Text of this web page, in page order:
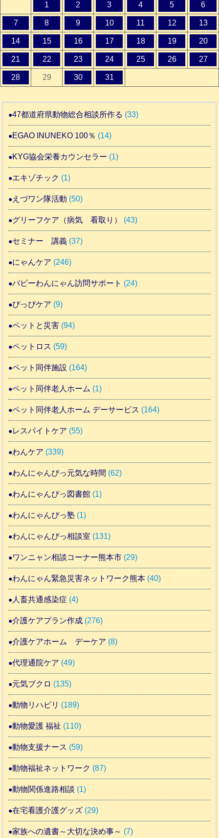
1 2 3 4 5 6
7 8 9 10 11 12 13
14 15 16 17 18 19 20
21 22 23 24 25 26 27
28 29 30 31
47都道府県動物総合相談所作る (33)
EGAO INUNEKO 100％ (14)
KYG協会栄養カウンセラー (1)
エキゾチック (1)
えづワン隊活動 (50)
グリーフケア（病気 看取り） (43)
セミナー 講義 (37)
にゃんケア (246)
パピーわんにゃん訪問サポート (24)
ぴっぴケア (9)
ペットと災害 (94)
ペットロス (59)
ペット同伴施設 (164)
ペット同伴老人ホーム (1)
ペット同伴老人ホーム デーサービス (164)
レスパイトケア (55)
わんケア (339)
わんにゃんぴっ元気な時間 (62)
わんにゃんぴっ図書館 (1)
わんにゃんぴっ塾 (1)
わんにゃんぴっ相談室 (131)
ワンニャン相談コーナー熊本市 (29)
わんにゃん緊急災害ネットワーク熊本 (40)
人畜共通感染症 (4)
介護ケアプラン作成 (276)
介護ケアホーム デーケア (8)
代理通院ケア (49)
元気ブクロ (135)
動物リハビリ (189)
動物愛護 福祉 (110)
動物支援ナース (59)
動物福祉ネットワーク (87)
動物関係進路相談 (1)
在宅看護介護グッズ (29)
家族への遺書～大切な決め事～ (7)